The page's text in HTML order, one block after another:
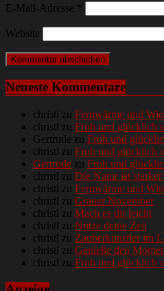
E-Mail-Adresse
Website
Neueste Kommentare
christl zu Fernwärme und
christl zu Froh und glücklich
Gertrude zu Froh und
christl zu Froh und glücklich
Gertrude zu Froh und
christl zu Die Natur ist
christl zu Fernwärme und
christl zu Grauer November
christl zu Mach es dir leicht
christl zu Nütze deine Zeit
christl zu Zauberkünstler im
christl zu Genieße den
christl zu Froh und glücklich